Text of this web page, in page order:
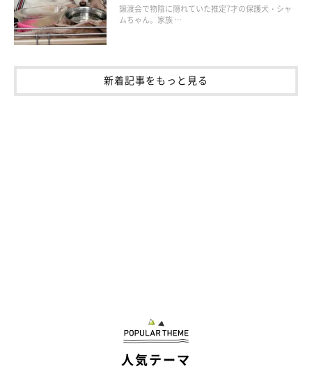
譲渡会で物陰に隠れていた推定7才の保護犬・シャ
ムちゃん。家族 …
新着記事をもっと見る
人気テーマ